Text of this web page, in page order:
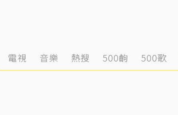
電視 音樂 熱搜 500齣 500歌